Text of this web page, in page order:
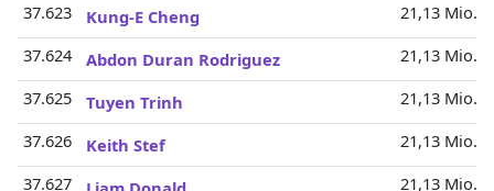
37.623
Kung-E Cheng
21,13 Mio.
37.624
Abdon Duran Rodriguez
21,13 Mio.
37.625
Tuyen Trinh
21,13 Mio.
37.626
Keith Stef
21,13 Mio.
37.627
21,13 Mio.